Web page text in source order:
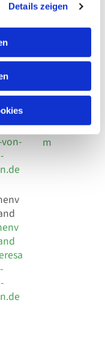
Details zeigen
28
54
Datensch
utz
Social
Impressu
m